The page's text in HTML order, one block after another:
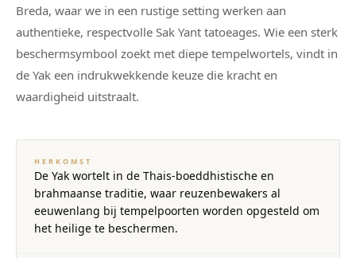
Breda, waar we in een rustige setting werken aan
authentieke, respectvolle Sak Yant tatoeages. Wie een sterk
beschermsymbool zoekt met diepe tempelwortels, vindt in
de Yak een indrukwekkende keuze die kracht en
waardigheid uitstraalt.
HERKOMST
De Yak wortelt in de Thais-boeddhistische en
brahmaanse traditie, waar reuzenbewakers al
eeuwenlang bij tempelpoorten worden opgesteld om
het heilige te beschermen.